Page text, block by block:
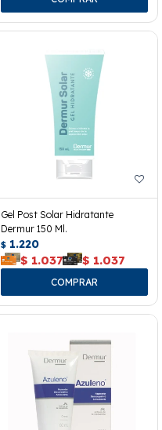
Gel Post Solar Hidratante
Dermur 150 Ml.
$ 1.220
$ 1.037 $ 1.037